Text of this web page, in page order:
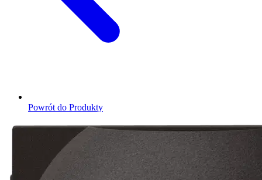
Powrót do Produkty